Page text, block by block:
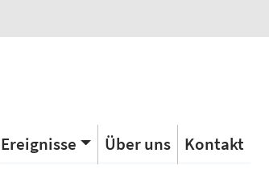
Ereignisse Über uns Kontakt